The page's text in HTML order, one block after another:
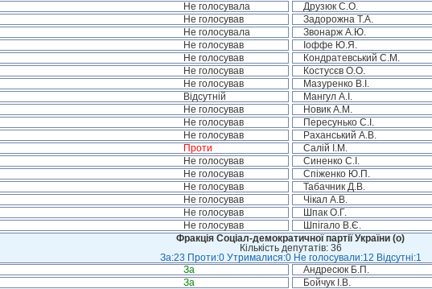
Не голосувала Друзюк С.О.
Не голосував Задорожна Т.А.
Не голосувала Звонарж А.Ю.
Не голосував Іоффе Ю.Я.
Не голосував Кондратевський С.М.
Не голосував Костусєв О.О.
Не голосував Мазуренко В.І.
Відсутній Мангул А.І.
Не голосував Новик А.М.
Не голосував Пересунько С.І.
Не голосував Раханський А.В.
Проти Салій І.М.
Не голосував Синенко С.І.
Не голосував Спіженко Ю.П.
Не голосував Табачник Д.В.
Не голосував Чікал А.В.
Не голосував Шпак О.Г.
Не голосував Шпігало В.Є.
Фракція Соціал-демократичної партії України (о)
Кількість депутатів: 36
За:23 Проти:0 Утрималися:0 Не голосували:12 Відсутні:1
За Андресюк Б.П.
За Бойчук І.В.